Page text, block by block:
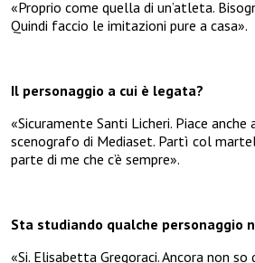
«Proprio come quella di un’atleta.
Quindi faccio le imitazioni pure a casa».
Il personaggio a cui è legata?
«Sicuramente Santi Licheri. Piace
scenografo di Mediaset. Partì col
parte di me che c’è sempre».
Sta studiando qualche personaggio
«Si. Elisabetta Gregoraci. Ancora non